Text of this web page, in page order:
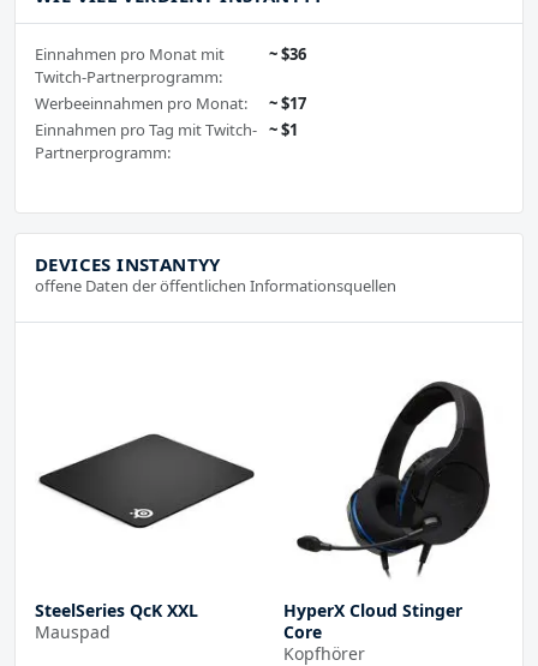
Einnahmen pro Monat mit
Twitch-Partnerprogramm:
~ $36
Werbeeinnahmen pro Monat:
~ $17
Einnahmen pro Tag mit Twitch-
Partnerprogramm:
~ $1
DEVICES INSTANTYY
offene Daten der öffentlichen Informationsquellen
SteelSeries QcK XXL
Mauspad
HyperX Cloud Stinger
Core
Kopfhörer